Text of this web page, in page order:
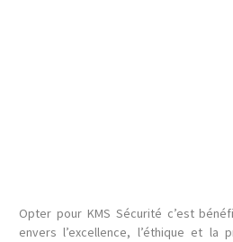
Opter pour KMS Sécurité c’est
envers l’excellence, l’éthique et la